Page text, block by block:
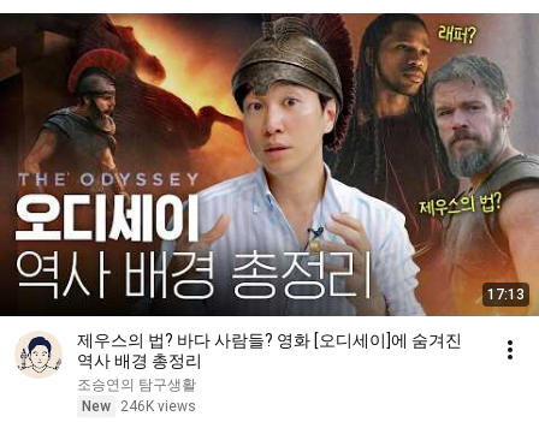
17:13
제우스의 법? 바다 사람들? 영화 [오디세이]에 숨겨진
역사 배경 총정리
조승연의 탐구생활
New
246K views